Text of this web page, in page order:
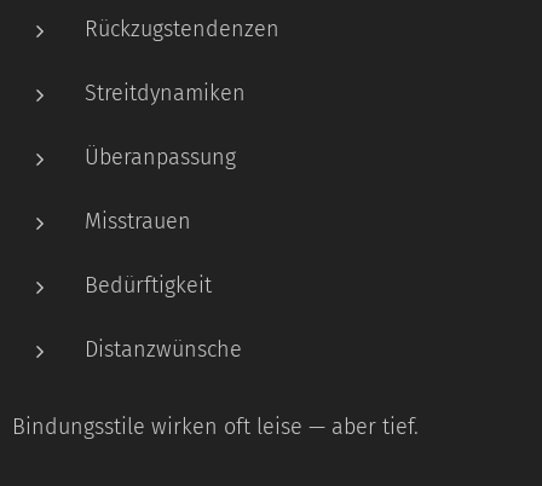
Rückzugstendenzen
Streitdynamiken
Überanpassung
Misstrauen
Bedürftigkeit
Distanzwünsche
Bindungsstile wirken oft leise — aber tief.